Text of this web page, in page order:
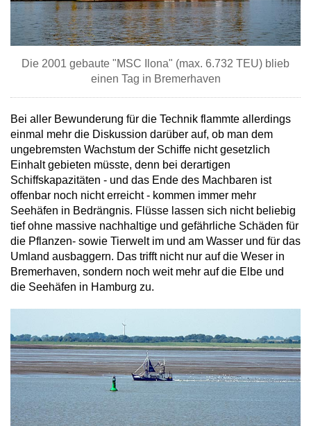
Die 2001 gebaute "MSC Ilona" (max. 6.732 TEU) blieb
einen Tag in Bremerhaven
Bei aller Bewunderung für die Technik flammte allerdings
einmal mehr die Diskussion darüber auf, ob man dem
ungebremsten Wachstum der Schiffe nicht gesetzlich
Einhalt gebieten müsste, denn bei derartigen
Schiffskapazitäten - und das Ende des Machbaren ist
offenbar noch nicht erreicht - kommen immer mehr
Seehäfen in Bedrängnis. Flüsse lassen sich nicht beliebig
tief ohne massive nachhaltige und gefährliche Schäden für
die Pflanzen- sowie Tierwelt im und am Wasser und für das
Umland ausbaggern. Das trifft nicht nur auf die Weser in
Bremerhaven, sondern noch weit mehr auf die Elbe und
die Seehäfen in Hamburg zu.